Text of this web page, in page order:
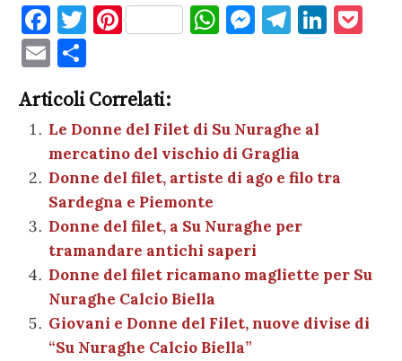
F
a
c
e
b
o
o
k
T
te
r
Pi
es
t
W
A
p
p
M
g
er
T
a
m
Li
E
m
ai
l
n
di
vi
di
Articoli Correlati:
Le Donne del Filet di Su Nuraghe al
mercatino del vischio di Graglia
Donne del filet, artiste di ago e filo tra
Sardegna e Piemonte
Donne del filet, a Su Nuraghe per
tramandare antichi saperi
Donne del filet ricamano magliette per Su
Nuraghe Calcio Biella
Giovani e Donne del Filet, nuove divise di
“Su Nuraghe Calcio Biella”